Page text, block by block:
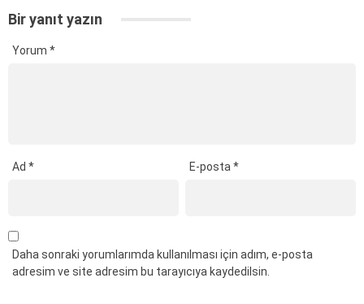
Bir yanıt yazın
Yorum *
Ad * E-posta*
Daha sonraki yorumlarımda kullanılması için adım, e-posta
adresim ve site adresim bu tarayıcıya kaydedilsin.